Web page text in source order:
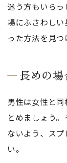
迷う方もいら
場にふさわし
った方法を見つ
長めの
男性は女性と
とめましょう
ないよう、ス
い。